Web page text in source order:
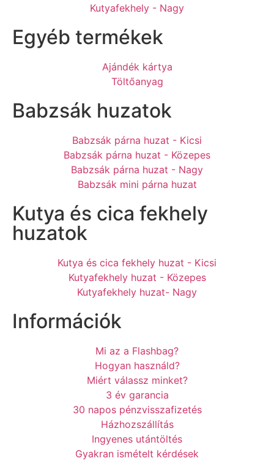
Kutyafekhely - Nagy
Egyéb termékek
Ajándék kártya
Töltőanyag
Babzsák huzatok
Babzsák párna huzat - Kicsi
Babzsák párna huzat - Közepes
Babzsák párna huzat - Nagy
Babzsák mini párna huzat
Kutya és cica fekhely
huzatok
Kutya és cica fekhely huzat - Kicsi
Kutyafekhely huzat - Közepes
Kutyafekhely huzat- Nagy
Információk
Mi az a Flashbag?
Hogyan használd?
Miért válassz minket?
3 év garancia
30 napos pénzvisszafizetés
Házhozszállítás
Ingyenes utántöltés
Gyakran ismételt kérdések